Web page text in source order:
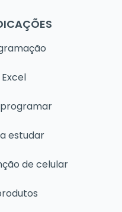
estudar
de celular